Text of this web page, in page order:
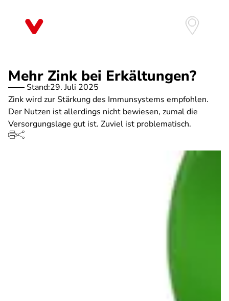
Mehr Zink bei Erkältungen?
Stand:29. Juli 2025
Zink wird zur Stärkung des Immunsystems empfohlen.
Der Nutzen ist allerdings nicht bewiesen, zumal die
Versorgungslage gut ist. Zuviel ist problematisch.